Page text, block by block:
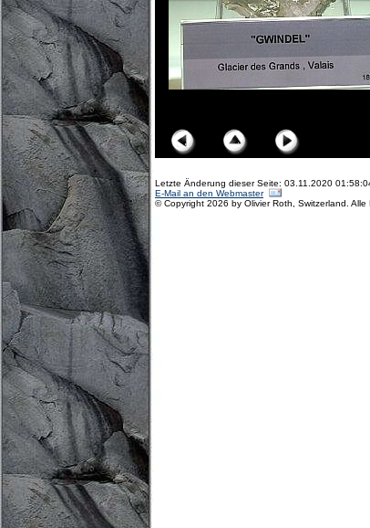
Letzte Änderung dieser Seite: 03.11.2020
E-Mail an den Webmaster
© Copyright 2026 by Olivier Roth, Switzerland. Alle